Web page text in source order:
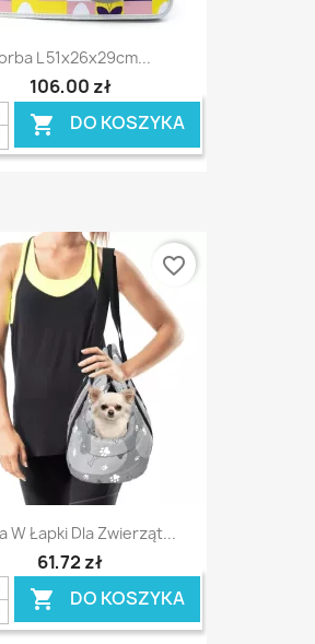
L 51x26x29cm...
106,00 zł
 DO KOSZYKA
W Łapki Dla Zwierząt...
61,72 zł
 DO KOSZYKA
favorite_border